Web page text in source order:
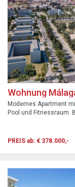
Wohnung
Modernes Apartment
Pool und Fitnessraum.
PREIS ab: € 378.000,-